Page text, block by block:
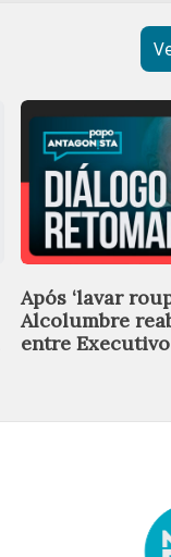
Após ‘lavar
Alcolumbre
entre